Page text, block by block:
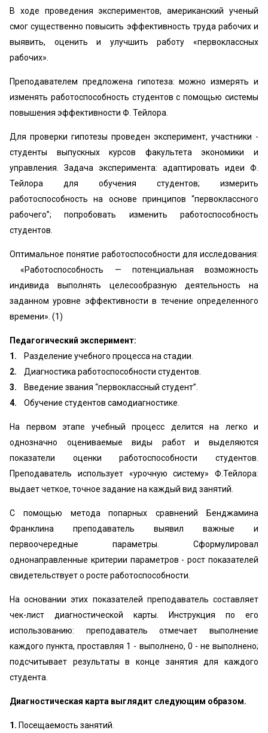
В ходе проведения экспериментов, американский ученый
смог существенно повысить эффективность труда рабочих и
выявить, оценить и улучшить работу «‎первоклассных
рабочих».
Преподавателем предложена гипотеза: можно измерять и
изменять работоспособность студентов с помощью системы
повышения эффективности Ф. Тейлора.
Для проверки гипотезы проведен эксперимент, участники -
студенты выпускных курсов факультета экономики и
управления. Задача эксперимента: адаптировать идеи Ф.
Тейлора для обучения студентов; измерить
работоспособность на основе принципов “первоклассного
рабочего”; попробовать изменить работоспособность
студентов.
Оптимальное понятие работоспособности для исследования:
«‎Работоспособность — потенциальная возможность
индивида выполнять целесообразную деятельность на
заданном уровне эффективности в течение определенного
времени». (1)
Педагогический эксперимент:
1. Разделение учебного процесса на стадии.
2. Диагностика работоспособности студентов.
3. Введение звания “первоклассный студент”.
4. Обучение студентов самодиагностике.
На первом этапе учебный процесс делится на легко и
однозначно оцениваемые виды работ и выделяются
показатели оценки работоспособности студентов.
Преподаватель использует «‎урочную систему» Ф.Тейлора:
выдает четкое, точное задание на каждый вид занятий.
С помощью метода попарных сравнений Бенджамина
Франклина преподаватель выявил важные и
первоочередные параметры. Сформулировал
однонаправленные критерии параметров - рост показателей
свидетельствует о росте работоспособности.
На основании этих показателей преподаватель составляет
чек-лист диагностической карты. Инструкция по его
использованию: преподаватель отмечает выполнение
каждого пункта, проставляя 1 - выполнено, 0 - не выполнено;
подсчитывает результаты в конце занятия для каждого
студента.
Диагностическая карта выглядит следующим образом.
1. Посещаемость занятий.